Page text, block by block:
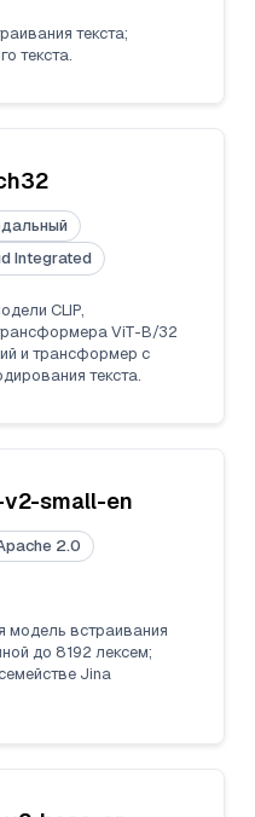
текста;
текста.
Integrated
CLIP,
ViT-B/32
и трансформер с
текста.
small-en
2.0
модель встраивания
до 8192 лексем;
Jina